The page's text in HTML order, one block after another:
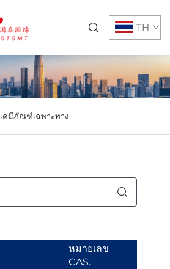
TH
เคมีภัณฑ์เฉพาะทาง
หมายเลข
CAS.